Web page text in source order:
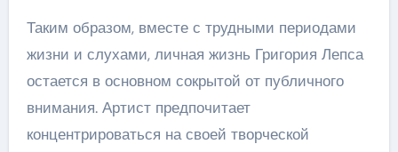
Таким образом, вместе с трудными периодами
жизни и слухами, личная жизнь Григория Лепса
остается в основном сокрытой от публичного
внимания. Артист предпочитает
концентрироваться на своей творческой